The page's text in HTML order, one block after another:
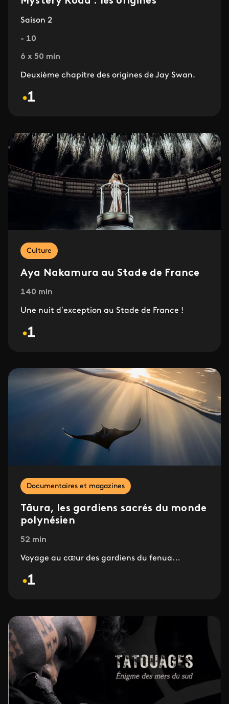
Saison 2
- 10
6 x 50 min
Deuxième chapitre des origines de Jay Swan.
Culture
Aya Nakamura au Stade de France
140 min
Une nuit d’exception au Stade de France !
Documentaires et magazines
Tāura, les gardiens sacrés du monde
polynésien
52 min
Voyage au cœur des gardiens du fenua…